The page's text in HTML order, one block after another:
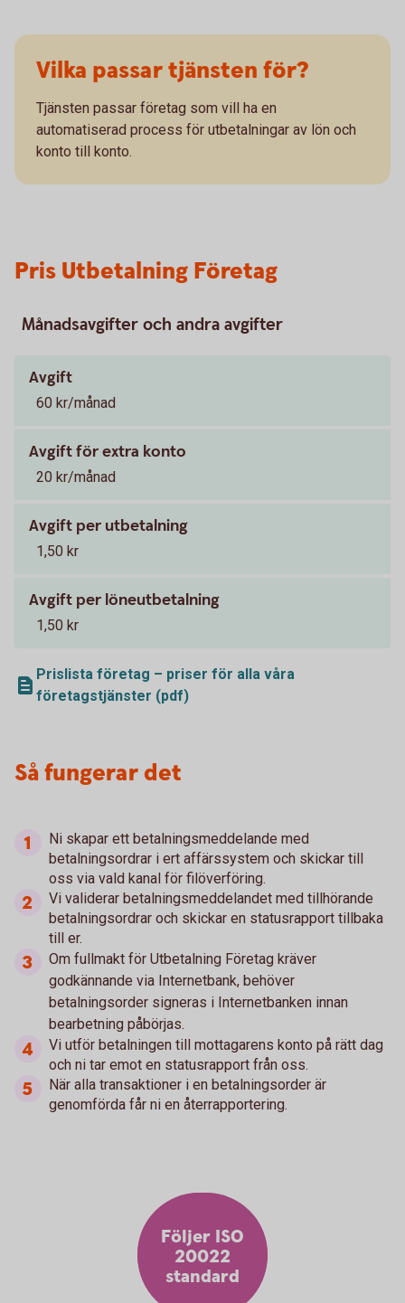
Vilka passar tjänsten för?
Tjänsten passar företag som vill ha en
automatiserad process för utbetalningar av lön och
konto till konto.
Pris Utbetalning Företag
Månadsavgifter och andra avgifter
Avgift
60 kr/månad
Avgift för extra konto
20 kr/månad
Avgift per utbetalning
1,50 kr
Avgift per löneutbetalning
1,50 kr
Prislista företag – priser för alla våra
företagstjänster (pdf)
Så fungerar det
Ni skapar ett betalningsmeddelande med
betalningsordrar i ert affärssystem och skickar till
oss via vald kanal för filöverföring.
Vi validerar betalningsmeddelandet med tillhörande
betalningsordrar och skickar en statusrapport tillbaka
till er.
Om fullmakt för Utbetalning Företag kräver
godkännande via Internetbank, behöver
betalningsorder signeras i Internetbanken innan
bearbetning påbörjas.
Vi utför betalningen till mottagarens konto på rätt dag
och ni tar emot en statusrapport från oss.
När alla transaktioner i en betalningsorder är
genomförda får ni en återrapportering.
Följer ISO
20022
standard